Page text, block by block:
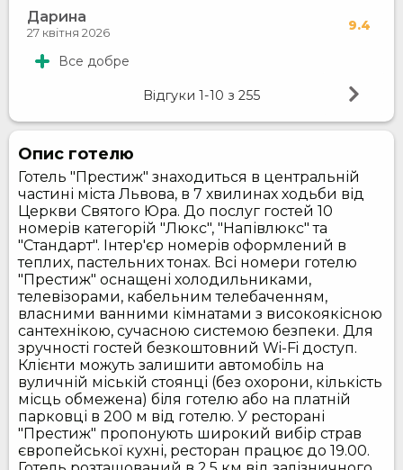
Дарина 9.4
27 квітня 2026
Все добре
Відгуки 1-10 з 255
Опис готелю
Готель "Престиж" знаходиться в центральній
частині міста Львова, в 7 хвилинах ходьби від
Церкви Святого Юра. До послуг гостей 10
номерів категорій "Люкс", "Напівлюкс" та
"Стандарт". Інтер'єр номерів оформлений в
теплих, пастельних тонах. Всі номери готелю
"Престиж" оснащені холодильниками,
телевізорами, кабельним телебаченням,
власними ванними кімнатами з високоякісною
сантехнікою, сучасною системою безпеки. Для
зручності гостей безкоштовний Wi-Fi доступ.
Клієнти можуть залишити автомобіль на
вуличній міській стоянці (без охорони, кількість
місць обмежена) біля готелю або на платній
парковці в 200 м від готелю. У ресторані
"Престиж" пропонують широкий вибір страв
європейської кухні, ресторан працює до 19.00.